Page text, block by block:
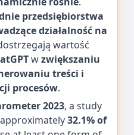
przedsiębiorstwa
działalność na
wartość
wzwiększaniu
treści i
procesów.
2023, a study
32.1% of